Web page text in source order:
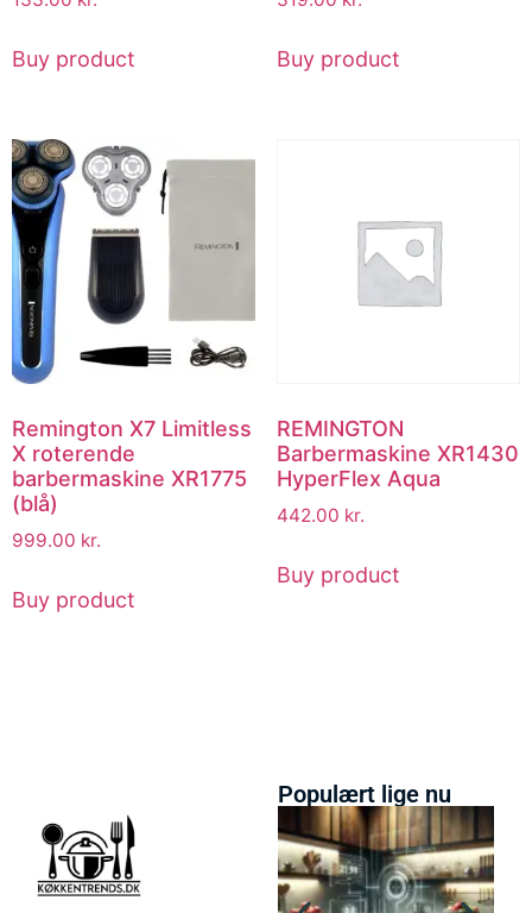
Buy product Buy product
Remington X7 Limitless
X roterende
barbermaskine XR1775
(blå)
999.00 kr.
Buy product
REMINGTON
Barbermaskine XR1430
HyperFlex Aqua
442.00 kr.
Buy product
Populært lige nu